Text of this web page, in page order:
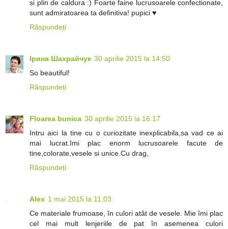
si plin de caldura :) Foarte faine lucrusoarele confectionate,
sunt admiratoarea ta definitiva! pupici ♥
Răspundeți
Ірина Шахрайчук 30 aprilie 2015 la 14:50
So beautiful!
Răspundeți
Floarea bunica 30 aprilie 2015 la 16:17
Intru aici la tine cu o curiozitate inexplicabila,sa vad ce ai
mai lucrat.Imi plac enorm lucrusoarele facute de
tine,colorate,vesele si unice.Cu drag,
Răspundeți
Alex 1 mai 2015 la 11:03
Ce materiale frumoase, în culori atât de vesele. Mie îmi plac
cel mai mult lenjeriile de pat în asemenea culori